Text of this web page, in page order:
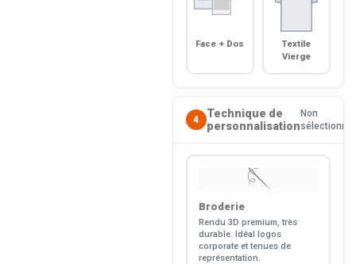
Face + Dos
Textile
Vierge
4
Technique de
personnalisation
Non
sélectionné
🪡
Broderie
Rendu 3D premium, très
durable. Idéal logos
corporate et tenues de
représentation.